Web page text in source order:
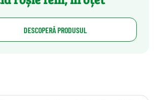
DESCOPERĂ PRODUSUL